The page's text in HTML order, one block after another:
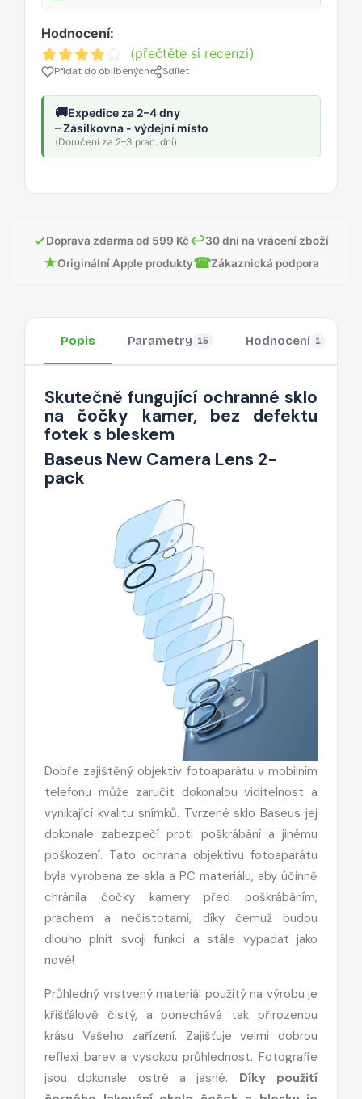
Hodnocení:
(přečtěte si recenzi)
Přidat do oblíbených Sdílet
🚚Expedice za 2–4 dny
– Zásilkovna - výdejní místo
(Doručení za 2–3 prac. dní)
✓Doprava zdarma od 599 Kč↩30 dní na vrácení zboží
★Originální Apple produkty☎Zákaznická podpora
Popis Parametry 15 Hodnocení 1
Skutečně fungující ochranné sklo
na čočky kamer, bez defektu
fotek s bleskem
Baseus New Camera Lens 2-
pack
Dobře zajištěný objektiv fotoaparátu v mobilním
telefonu může zaručit dokonalou viditelnost a
vynikající kvalitu snímků. Tvrzené sklo Baseus jej
dokonale zabezpečí proti poškrábání a jinému
poškození. Tato ochrana objektivu fotoaparátu
byla vyrobena ze skla a PC materiálu, aby účinně
chránila čočky kamery před poškrábáním,
prachem a nečistotami, díky čemuž budou
dlouho plnit svoji funkci a stále vypadat jako
nové!
Průhledný vrstvený materiál použitý na výrobu je
křišťálově čistý, a ponechává tak přirozenou
krásu Vašeho zařízení. Zajišťuje velmi dobrou
reflexi barev a vysokou průhlednost. Fotografie
jsou dokonale ostré a jasné. Díky použití